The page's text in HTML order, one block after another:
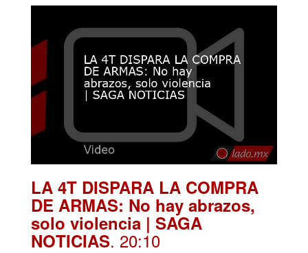
LA 4T DISPARA LA COMPRA
DE ARMAS: No hay abrazos,
solo violencia | SAGA
NOTICIAS. 20:10